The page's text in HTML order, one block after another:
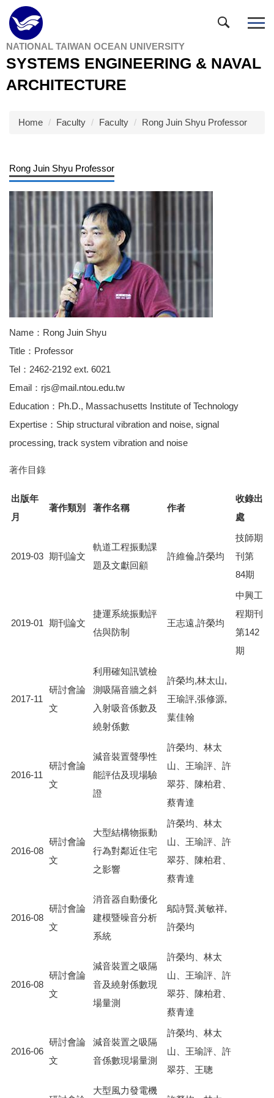
Jump
to
the
main
content
NATIONAL TAIWAN OCEAN UNIVERSITY
SYSTEMS ENGINEERING & NAVAL
ARCHITECTURE
Home Faculty Faculty Rong Juin Shyu Professor
Rong Juin Shyu Professor
Name：Rong Juin Shyu
Title：Professor
Tel：2462-2192 ext. 6021
Email：rjs@mail.ntou.edu.tw
Education：Ph.D., Massachusetts Institute of Technology
Expertise：Ship structural vibration and noise, signal
processing, track system vibration and noise
著作目錄
出版年
月
著作類別 著作名稱 作者
收錄出
處
2019-03 期刊論文
軌道工程振動課
題及文獻回顧
許維倫,許榮均
技師期
刊第
84期
2019-01 期刊論文
捷運系統振動評
估與防制
王志遠,許榮均
中興工
程期刊
第142
期
2017-11
研討會論
文
利用確知訊號檢
測吸隔音牆之斜
入射吸音係數及
繞射係數
許榮均,林太山,
王瑜評,張修源,
葉佳翰
2016-11
研討會論
文
減音裝置聲學性
能評估及現場驗
證
許榮均、林太
山、王瑜評、許
翠芬、陳柏君、
蔡青達
2016-08
研討會論
文
大型結構物振動
行為對鄰近住宅
之影響
許榮均、林太
山、王瑜評、許
翠芬、陳柏君、
蔡青達
2016-08
研討會論
文
消音器自動優化
建模暨噪音分析
系統
鄔詩賢,黃敏祥,
許榮均
2016-08
研討會論
文
減音裝置之吸隔
音及繞射係數現
場量測
許榮均、林太
山、王瑜評、許
翠芬、陳柏君、
蔡青達
2016-06
研討會論
文
減音裝置之吸隔
音係數現場量測
許榮均、林太
山、王瑜評、許
翠芬、王聰
大型風力發電機